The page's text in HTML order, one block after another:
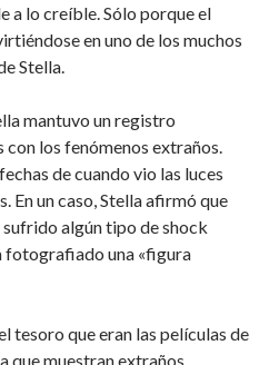
a lo creíble. Sólo porque el
en uno de los muchos
Stella.
mantuvo un registro
los fenómenos extraños.
de cuando vio las luces
En un caso, Stella afirmó que
algún tipo de shock
fotografiado una «figura
tesoro que eran las películas de
que muestran extraños